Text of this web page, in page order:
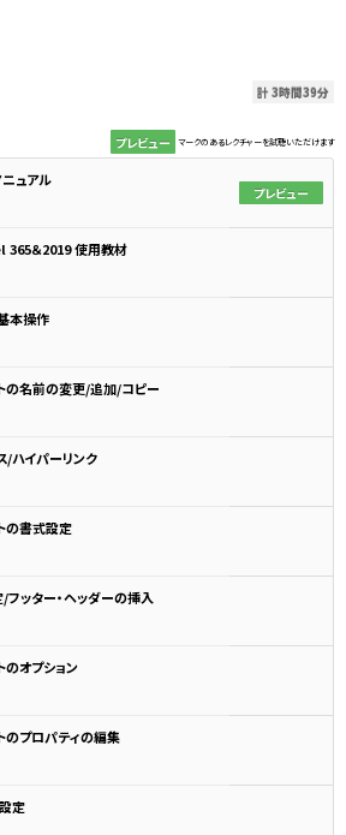
計 3時間39分
プレビュー マークのあるレクチャーを試聴いただけます
ュアル
プレビュー
365＆2019 使用教材
本操作
の名前の変更/追加/コピー
/ハイパーリンク
の書式設定
ッター・ヘッダーの挿入
のオプション
のプロパティの編集
定